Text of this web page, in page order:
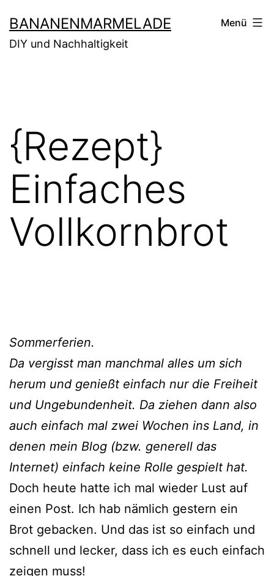
Inhalt
springen
BANANENMARMELADE
DIY und Nachhaltigkeit
Menü
{Rezept}
Einfaches
Vollkornbrot
Sommerferien.
Da vergisst man manchmal alles um sich
herum und genießt einfach nur die Freiheit
und Ungebundenheit. Da ziehen dann also
auch einfach mal zwei Wochen ins Land, in
denen mein Blog (bzw. generell das
Internet) einfach keine Rolle gespielt hat.
Doch heute hatte ich mal wieder Lust auf
einen Post. Ich hab nämlich gestern ein
Brot gebacken. Und das ist so einfach und
schnell und lecker, dass ich es euch einfach
zeigen muss!